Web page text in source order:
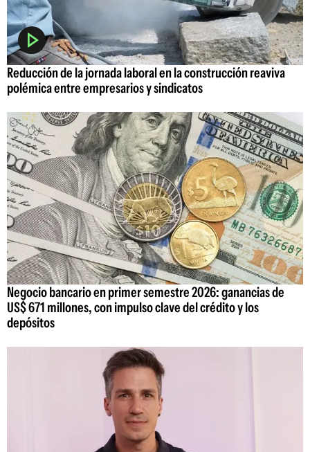
Reducción de la jornada laboral en la construcción reaviva
polémica entre empresarios y sindicatos
Negocio bancario en primer semestre 2026: ganancias de
US$ 671 millones, con impulso clave del crédito y los
depósitos